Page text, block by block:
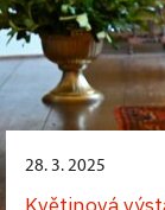
28. 3. 2025